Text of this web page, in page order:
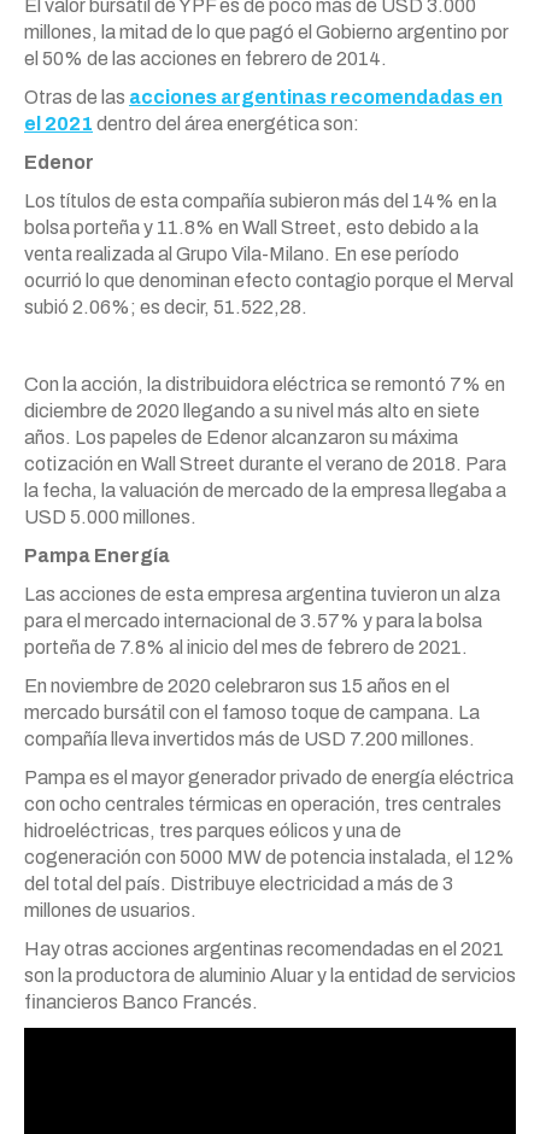
El valor bursátil de YPF es de poco más de USD 3.000
millones, la mitad de lo que pagó el Gobierno argentino por
el 50% de las acciones en febrero de 2014.
Otras de las acciones argentinas recomendadas en
el 2021 dentro del área energética son:
Edenor
Los títulos de esta compañía subieron más del 14% en la
bolsa porteña y 11.8% en Wall Street, esto debido a la
venta realizada al Grupo Vila-Milano. En ese período
ocurrió lo que denominan efecto contagio porque el Merval
subió 2.06%; es decir, 51.522,28.
Con la acción, la distribuidora eléctrica se remontó 7% en
diciembre de 2020 llegando a su nivel más alto en siete
años. Los papeles de Edenor alcanzaron su máxima
cotización en Wall Street durante el verano de 2018. Para
la fecha, la valuación de mercado de la empresa llegaba a
USD 5.000 millones.
Pampa Energía
Las acciones de esta empresa argentina tuvieron un alza
para el mercado internacional de 3.57% y para la bolsa
porteña de 7.8% al inicio del mes de febrero de 2021.
En noviembre de 2020 celebraron sus 15 años en el
mercado bursátil con el famoso toque de campana. La
compañía lleva invertidos más de USD 7.200 millones.
Pampa es el mayor generador privado de energía eléctrica
con ocho centrales térmicas en operación, tres centrales
hidroeléctricas, tres parques eólicos y una de
cogeneración con 5000 MW de potencia instalada, el 12%
del total del país. Distribuye electricidad a más de 3
millones de usuarios.
Hay otras acciones argentinas recomendadas en el 2021
son la productora de aluminio Aluar y la entidad de servicios
financieros Banco Francés.